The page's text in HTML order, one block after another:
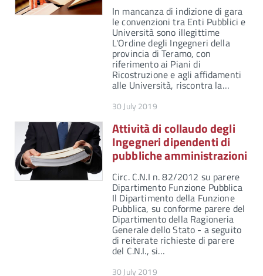
In mancanza di indizione di gara
le convenzioni tra Enti Pubblici e
Università sono illegittime
L'Ordine degli Ingegneri della
provincia di Teramo, con
riferimento ai Piani di
Ricostruzione e agli affidamenti
alle Università, riscontra la…
30 July 2019
Attività di collaudo degli
Ingegneri dipendenti di
pubbliche amministrazioni
Circ. C.N.I n. 82/2012 su parere
Dipartimento Funzione Pubblica
Il Dipartimento della Funzione
Pubblica, su conforme parere del
Dipartimento della Ragioneria
Generale dello Stato - a seguito
di reiterate richieste di parere
del C.N.I., si…
30 July 2019